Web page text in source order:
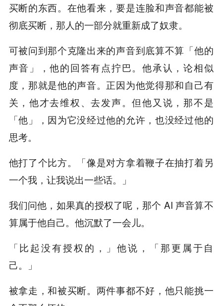
买断的东西。在他看来，要是连脸和声音都能被
彻底买断，那人的一部分就重新成了奴隶。
可被问到那个克隆出来的声音到底算不算「他的
声音」，他的回答有点拧巴。他承认，论相似
度，那就是他的声音。正因为他觉得那和自己有
关，他才去维权、去发声。但他又说，那不是
「他」，因为它没经过他的允许，也没经过他的
思考。
他打了个比方。「像是对方拿着鞭子在抽打着另
一个我，让我说出一些话。」
我们问他，如果真的授权了呢，那个 AI 声音算不
算属于他自己。他沉默了一会儿。
「比起没有授权的，」他说，「那更属于自
己。」
被拿走，和被买断。两件事都不好，他只能挑一